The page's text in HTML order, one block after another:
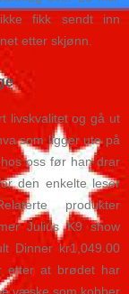
fikk sendt inn
etter skjønn.
livskvalitet og gå ut
som ligger ute på
oss før han drar
den enkelte leser
produkter
Julius K9 show
Dinner kr1,049.00
etter at brødet har
væske som kobber